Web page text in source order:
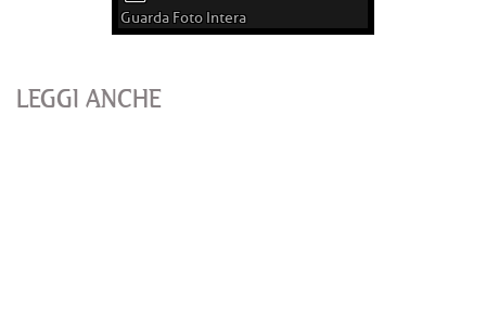
Guarda Foto Intera
LEGGI ANCHE